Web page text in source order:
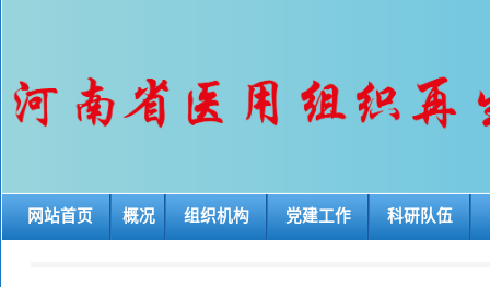
网站首页 概况 组织机构 党建工作 科研队伍